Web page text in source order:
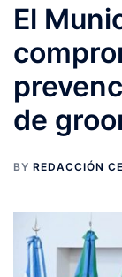
El
de
BY REDACCIÓN